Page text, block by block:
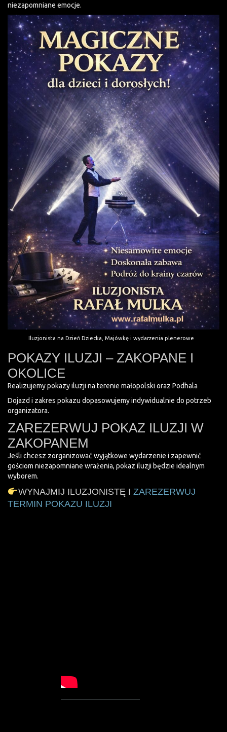
niezapomniane emocje.
Iluzjonista na Dzień Dziecka, Majówkę i wydarzenia plenerowe
POKAZY ILUZJI – ZAKOPANE I
OKOLICE
Realizujemy pokazy iluzji na terenie małopolski oraz Podhala
Dojazd i zakres pokazu dopasowujemy indywidualnie do potrzeb
organizatora.
ZAREZERWUJ POKAZ ILUZJI W
ZAKOPANEM
Jeśli chcesz zorganizować wyjątkowe wydarzenie i zapewnić
gościom niezapomniane wrażenia, pokaz iluzji będzie idealnym
wyborem.
WYNAJMIJ ILUZJONISTĘ I ZAREZERWUJ
TERMIN POKAZU ILUZJI